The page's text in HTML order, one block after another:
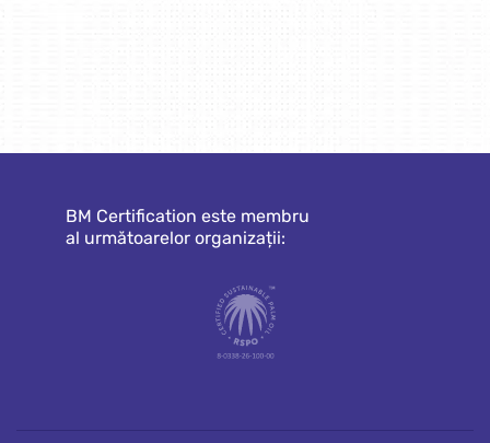
BM Certification este membru
al următoarelor organizații: